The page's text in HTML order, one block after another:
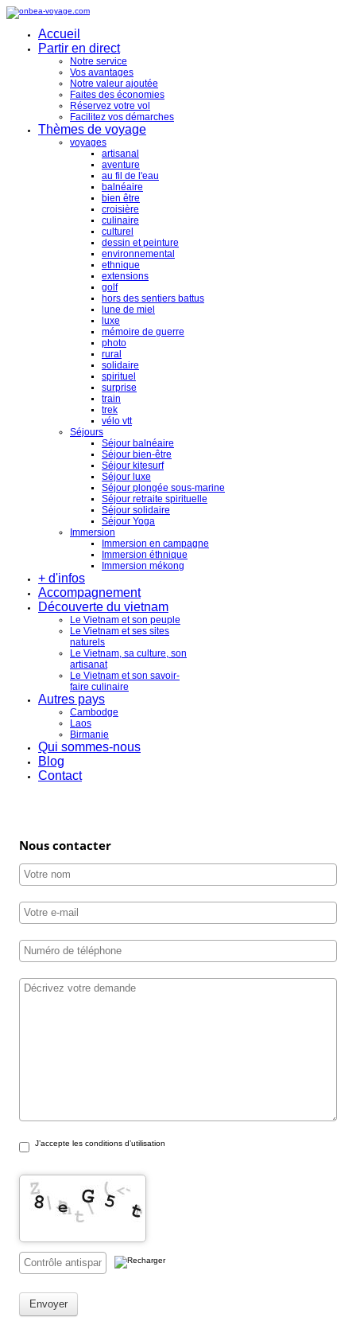
Accueil
Partir en direct
Notre service
Vos avantages
Notre valeur ajoutée
Faites des économies
Réservez votre vol
Facilitez vos démarches
Thèmes de voyage
voyages
artisanal
aventure
au fil de l'eau
balnéaire
bien être
croisière
culinaire
culturel
dessin et peinture
environnemental
ethnique
extensions
golf
hors des sentiers battus
lune de miel
luxe
mémoire de guerre
photo
rural
solidaire
spirituel
surprise
train
trek
vélo vtt
Séjours
Séjour balnéaire
Séjour bien-être
Séjour kitesurf
Séjour luxe
Séjour plongée sous-marine
Séjour retraite spirituelle
Séjour solidaire
Séjour Yoga
Immersion
Immersion en campagne
Immersion éthnique
Immersion mékong
+ d'infos
Accompagnement
Découverte du vietnam
Le Vietnam et son peuple
Le Vietnam et ses sites
naturels
Le Vietnam, sa culture, son
artisanat
Le Vietnam et son savoir-
faire culinaire
Autres pays
Cambodge
Laos
Birmanie
Qui sommes-nous
Blog
Contact
Nous contacter
J’accepte les conditions d’utilisation
Envoyer